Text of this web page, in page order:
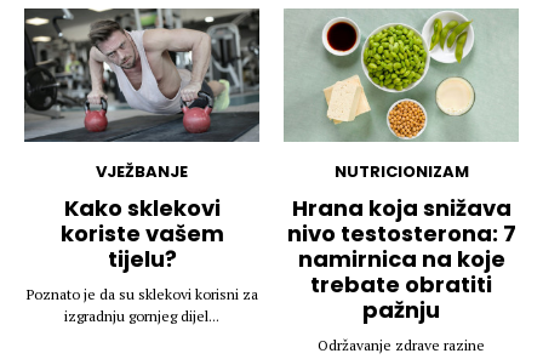
VJEŽBANJE
Kako sklekovi
koriste vašem
tijelu?
Poznato je da su sklekovi korisni za
izgradnju gornjeg dijel...
NUTRICIONIZAM
Hrana koja snižava
nivo testosterona: 7
namirnica na koje
trebate obratiti
pažnju
Održavanje zdrave razine